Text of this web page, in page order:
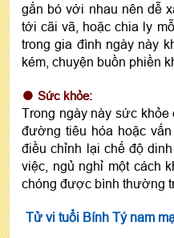
gắn bó với nhau nên dễ
tới cãi vã, hoặc chia ly
trong gia đình ngày này
kém, chuyện buồn phiền
Sức khỏe:
Trong ngày này sức
đường tiêu hóa hoặc
điều chỉnh lại chế độ
việc, ngủ nghỉ một cách
chóng được bình thường
Tử vi tuổi Bính Tý nam